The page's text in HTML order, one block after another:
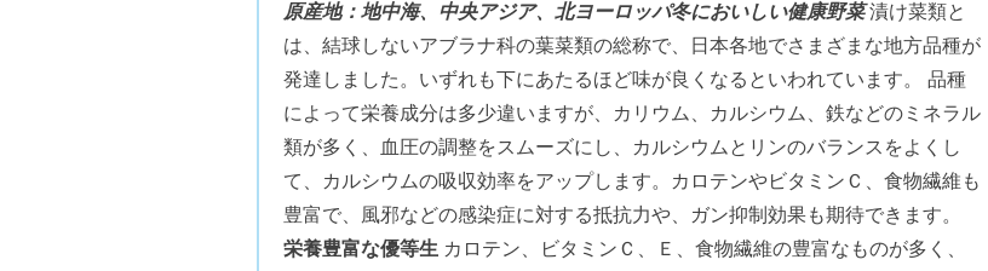
原産地：地中海、中央アジア、北ヨーロッパ冬においしい健康野菜漬け菜類と
は、結球しないアブラナ科の葉菜類の総称で、日本各地でさまざまな地方品種が
発達しました。いずれも下にあたるほど味が良くなるといわれています。 品種
によって栄養成分は多少違いますが、カリウム、カルシウム、鉄などのミネラル
類が多く、血圧の調整をスムーズにし、カルシウムとリンのバランスをよくし
て、カルシウムの吸収効率をアップします。カロテンやビタミンＣ、食物繊維も
豊富で、風邪などの感染症に対する抵抗力や、ガン抑制効果も期待できます。
栄養豊富な優等生 カロテン、ビタミンＣ、Ｅ、食物繊維の豊富なものが多く、